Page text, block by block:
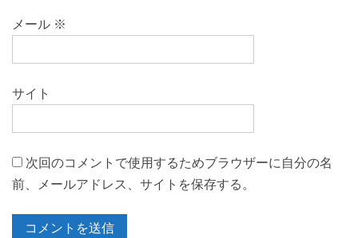
メール ※
サイト
次回のコメントで使用するためブラウザーに自分の名
前、メールアドレス、サイトを保存する。